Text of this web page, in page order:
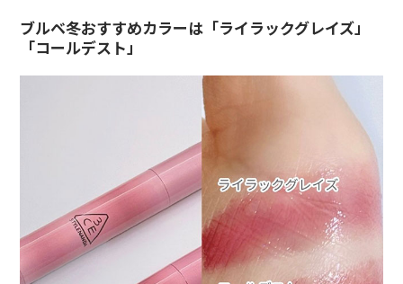
ブルベ冬おすすめカラーは「ライラックグレイズ」
「コールデスト」